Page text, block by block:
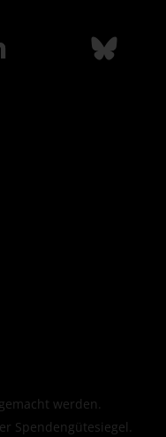
werden.
Spendengütesiegel.